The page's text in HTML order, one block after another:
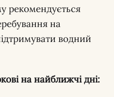
рекомендується
на
водний
на найближчі дні: